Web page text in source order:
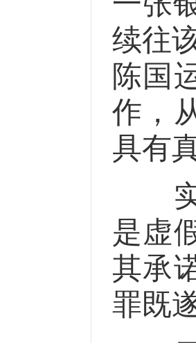
续往
陈国
作，
具有
实
是虚
其承
罪既